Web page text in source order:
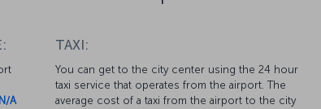
A
TAXI:
You can get to the city center using the 24 hour
taxi service that operates from the airport. The
average cost of a taxi from the airport to the city